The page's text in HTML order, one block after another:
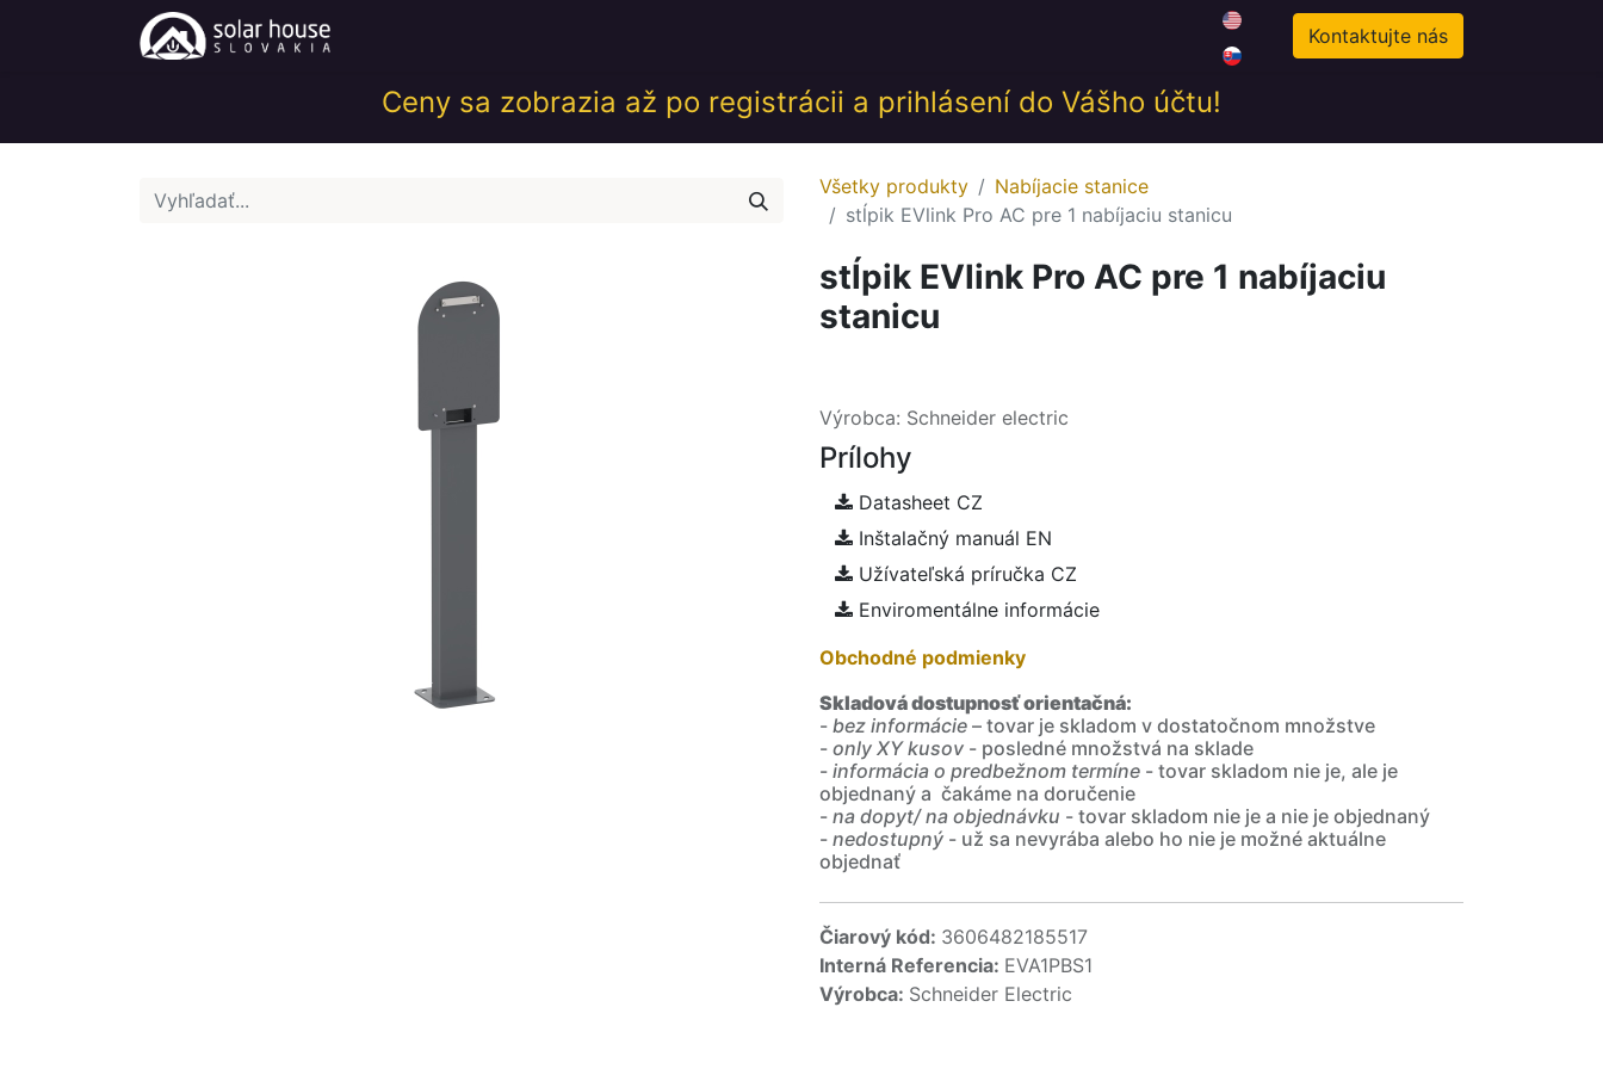
Novinky 0
Kontaktujte nás
Ceny sa zobrazia až po registrácii a prihlásení do Vášho účtu!
Všetky produkty
Nabíjacie stanice
stĺpik EVlink Pro AC pre 1 nabíjaciu stanicu
stĺpik EVlink Pro AC pre 1 nabíjaciu
stanicu
Výrobca: Schneider electric
Prílohy
Datasheet CZ
Inštalačný manuál EN
Užívateľská príručka CZ
Enviromentálne informácie
Obchodné podmienky
Skladová dostupnosť orientačná:
- bez informácie – tovar je skladom v dostatočnom množstve
- only XY kusov - posledné množstvá na sklade
- informácia o predbežnom termíne - tovar skladom nie je, ale je
objednaný a čakáme na doručenie
- na dopyt/ na objednávku - tovar skladom nie je a nie je objednaný
- nedostupný - už sa nevyrába alebo ho nie je možné aktuálne
objednať
Čiarový kód: 3606482185517
Interná Referencia: EVA1PBS1
Výrobca: Schneider Electric